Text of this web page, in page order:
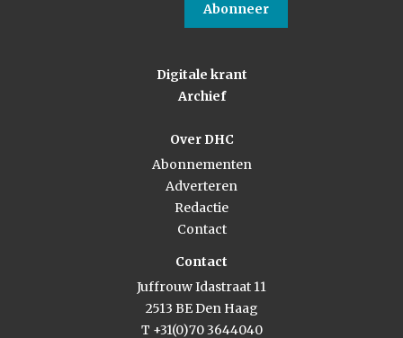
Abonneer
Digitale krant
Archief
Over DHC
Abonnementen
Adverteren
Redactie
Contact
Contact
Juffrouw Idastraat 11
2513 BE Den Haag
T +31(0)70 3644040